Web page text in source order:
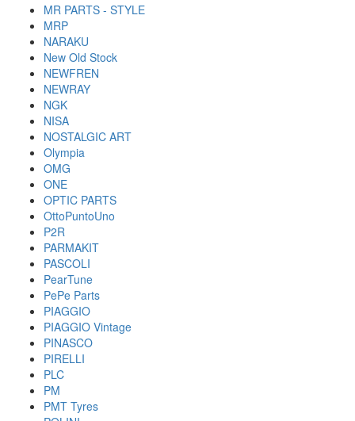
MR PARTS - STYLE
MRP
NARAKU
New Old Stock
NEWFREN
NEWRAY
NGK
NISA
NOSTALGIC ART
Olympia
OMG
ONE
OPTIC PARTS
OttoPuntoUno
P2R
PARMAKIT
PASCOLI
PearTune
PePe Parts
PIAGGIO
PIAGGIO Vintage
PINASCO
PIRELLI
PLC
PM
PMT Tyres